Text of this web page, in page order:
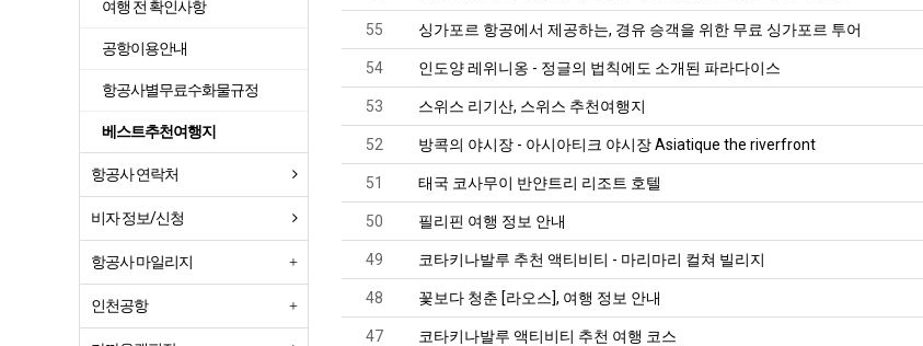
55 싱가포르 항공에서 제공하는, 경유 승객을 위한 무료 싱가포르 투어
54 인도양 레위니옹 - 정글의 법칙에도 소개된 파라다이스
53 스위스 리기산, 스위스 추천여행지
52 방콕의 야시장 - 아시아티크 야시장 Asiatique the riverfront
51 태국 코사무이 반얀트리 리조트 호텔
50 필리핀 여행 정보 안내
49 코타키나발루 추천 액티비티 - 마리마리 컬쳐 빌리지
48 꽃보다 청춘 [라오스], 여행 정보 안내
47 코타키나발루 액티비티 추천 여행 코스
여행 전 확인사항
공항이용안내
항공사별무료수화물규정
베스트추천여행지
항공사 연락처
비자 정보/신청
항공사 마일리지
인천공항